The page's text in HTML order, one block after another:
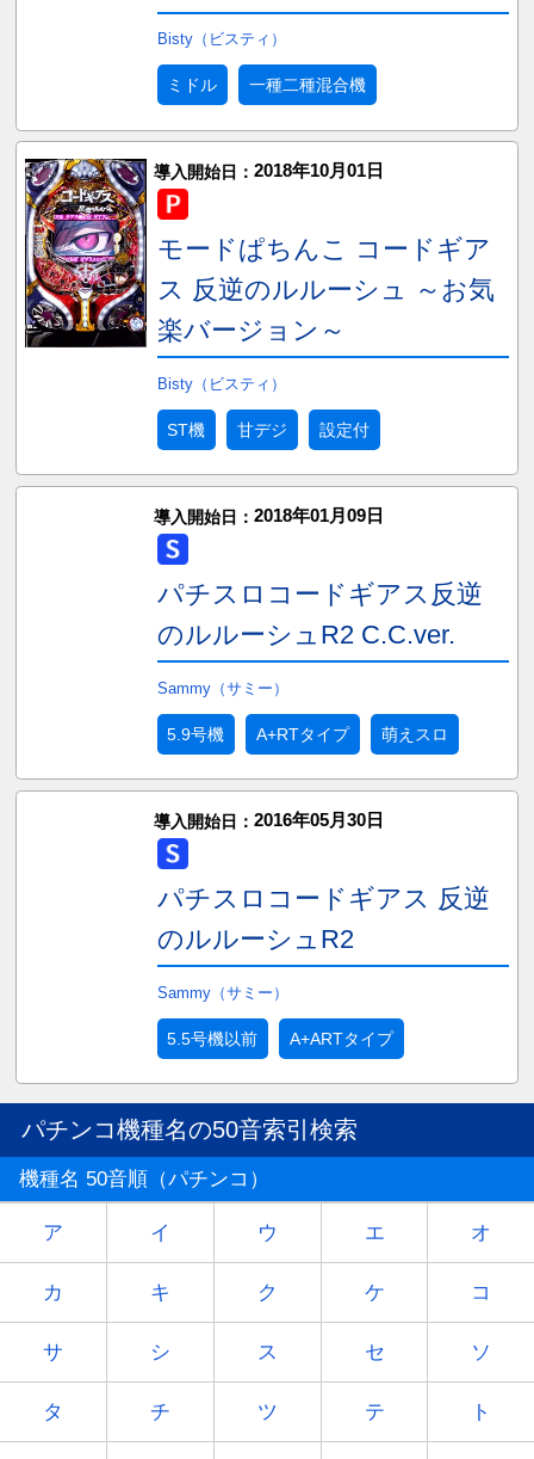
Bisty（ビスティ）
ミドル 一種二種混合機
導入開始日： 2018年10月01日
モードぱちんこ コードギア
ス 反逆のルルーシュ ～お気
楽バージョン～
Bisty（ビスティ）
ST機 甘デジ 設定付
導入開始日： 2018年01月09日
パチスロコードギアス反逆
のルルーシュR2 C.C.ver.
Sammy（サミー）
5.9号機 A+RTタイプ 萌えスロ
導入開始日： 2016年05月30日
パチスロコードギアス 反逆
のルルーシュR2
Sammy（サミー）
5.5号機以前 A+ARTタイプ
パチンコ機種名の50音索引検索
機種名 50音順（パチンコ）
ア イ ウ エ オ
カ キ ク ケ コ
サ シ ス セ ソ
タ チ ツ テ ト